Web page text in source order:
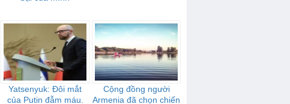
Yatsenyuk: Đôi mắt
của Putin đẫm máu.
Cộng đồng người
Armenia đã chọn chiến